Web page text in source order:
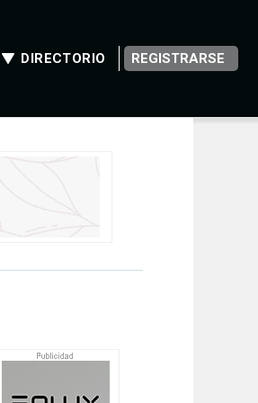
DIRECTORIO REGISTRARSE